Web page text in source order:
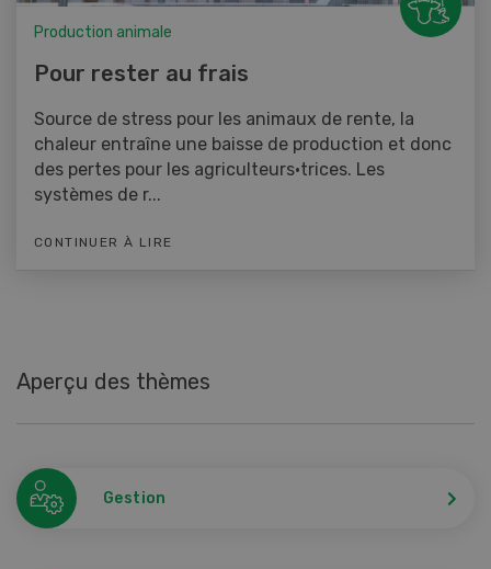
Production animale
Pour rester au frais
Source de stress pour les animaux de rente, la
chaleur entraîne une baisse de production et donc
des pertes pour les agriculteurs·trices. Les
systèmes de r...
CONTINUER À LIRE
Aperçu des thèmes
Gestion